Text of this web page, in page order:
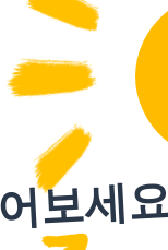
보세